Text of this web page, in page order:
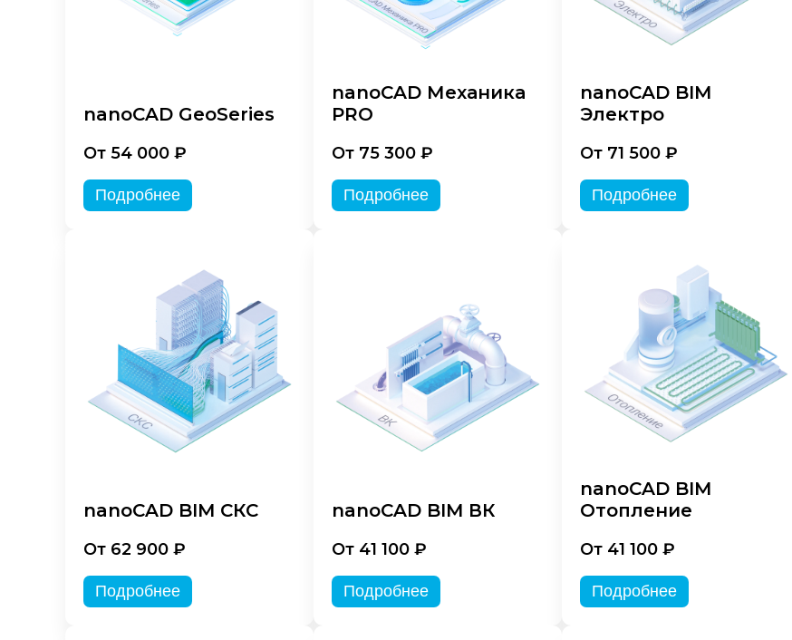
nanoCAD GeoSeries
От 54 000 ₽
Подробнее
nanoCAD Механика
PRO
От 75 300 ₽
Подробнее
nanoCAD BIM
Электро
От 71 500 ₽
Подробнее
nanoCAD BIM СКС
От 62 900 ₽
Подробнее
nanoCAD BIM ВК
От 41 100 ₽
Подробнее
nanoCAD BIM
Отопление
От 41 100 ₽
Подробнее